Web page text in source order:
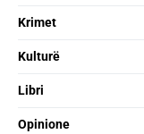
Krimet
Kulturë
Libri
Opinione